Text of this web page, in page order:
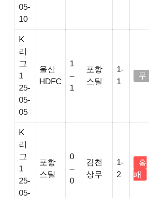
05-
10
K
리
그
1
25-
05-
05
울산
HDFC
1
–
1
포항
스틸
1-
1
무
K
리
그
1
25-
05-
포항
스틸
0
–
0
김천
상무
1-
2
홈
패